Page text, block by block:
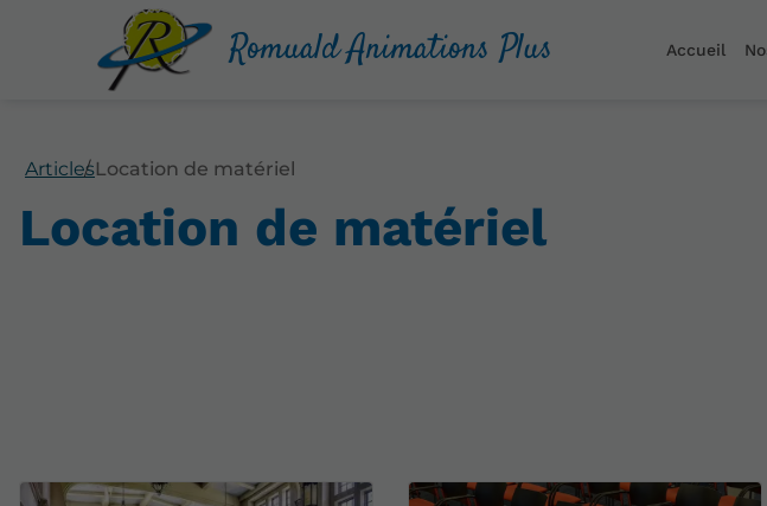
Romuald Animations Plus Accueil
ArticlesLocation de matériel
Location de matériel